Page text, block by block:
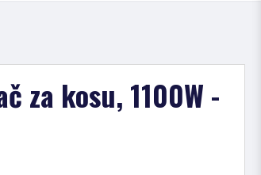
za kosu, 1100W -